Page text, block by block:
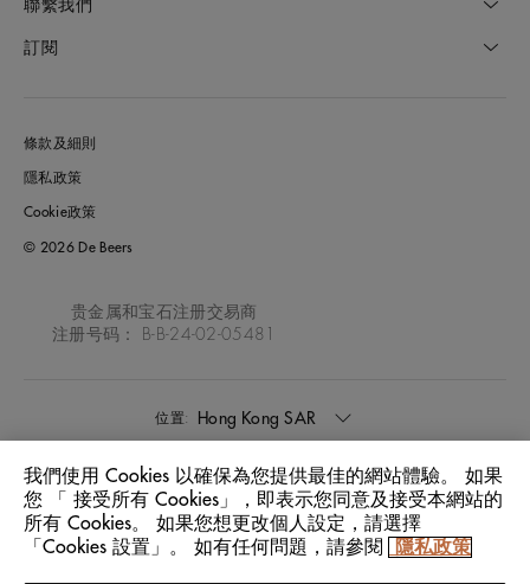
聯繫我們
訂閱
條款及細則
隱私政策
Cookie政策
© 2026 De Beers
贵金属和宝石注册交易商
注册号码： B-B-24-02-05481
位置: Hong Kong SAR
語言: 中文
我們使用 Cookies 以確保為您提供最佳的網站體驗。 如果
您 「 接受所有 Cookies」，即表示您同意及接受本網站的
所有 Cookies。 如果您想更改個人設定，請選擇
「Cookies 設置」。 如有任何問題，請參閱
隱私政策